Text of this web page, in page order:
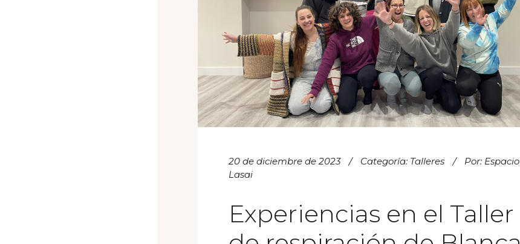
20 de diciembre de 2023 Categoría: Talleres Por: Espacio
Lasai
Experiencias en el Taller